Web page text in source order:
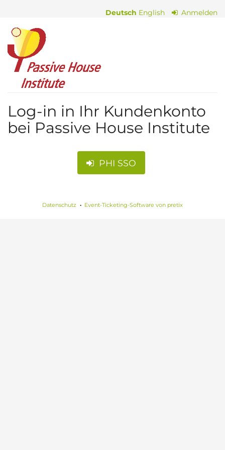
Inhalt
springen
Deutsch English Anmelden
Passive
House
Institute
Log-in in Ihr Kundenkonto
bei Passive House Institute
PHI SSO
Datenschutz Event-Ticketing-Software von pretix